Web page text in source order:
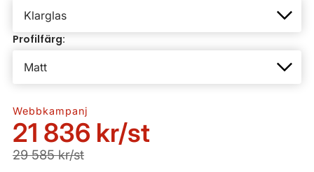
Profilfärg:
Webbkampanj
21 836 kr/st
29 585 kr/st